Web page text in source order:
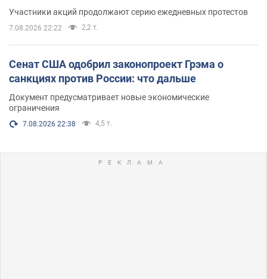
Участники акций продолжают серию ежедневных протестов
7.08.2026 22:22 2,2 т.
Сенат США одобрил законопроект Грэма о
санкциях против России: что дальше
Документ предусматривает новые экономические
ограничения
7.08.2026 22:38 4,5 т.